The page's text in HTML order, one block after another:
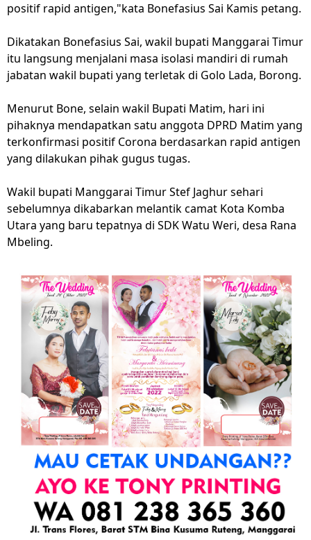
positif rapid antigen,"kata Bonefasius Sai Kamis petang.
Dikatakan Bonefasius Sai, wakil bupati Manggarai Timur
itu langsung menjalani masa isolasi mandiri di rumah
jabatan wakil bupati yang terletak di Golo Lada, Borong.
Menurut Bone, selain wakil Bupati Matim, hari ini
pihaknya mendapatkan satu anggota DPRD Matim yang
terkonfirmasi positif Corona berdasarkan rapid antigen
yang dilakukan pihak gugus tugas.
Wakil bupati Manggarai Timur Stef Jaghur sehari
sebelumnya dikabarkan melantik camat Kota Komba
Utara yang baru tepatnya di SDK Watu Weri, desa Rana
Mbeling.